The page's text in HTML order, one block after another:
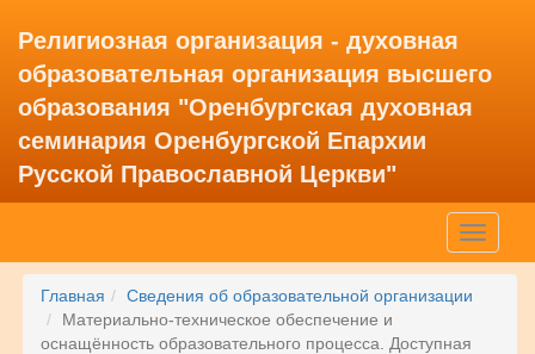
Религиозная организация - духовная
образовательная организация высшего
образования "Оренбургская духовная
семинария Оренбургской Епархии
Русской Православной Церкви"
Главная
Сведения об образовательной организации
Материально-техническое обеспечение и
оснащённость образовательного процесса. Доступная